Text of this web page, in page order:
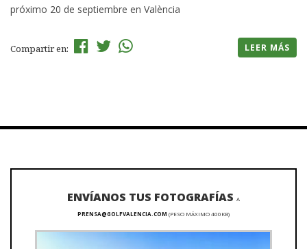
próximo 20 de septiembre en València
Compartir en: LEER MÁS
ENVÍANOS TUS FOTOGRAFÍAS A
PRENSA@GOLFVALENCIA.COM (PESO MÁXIMO 400KB)